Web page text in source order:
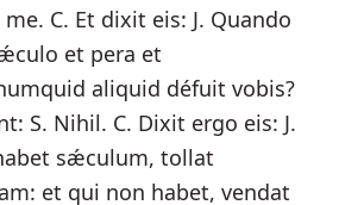
C. Et dixit eis: J. Quando
et pera et
aliquid défuit vobis?
S. Nihil. C. Dixit ergo eis: J.
sǽculum, tollat
et qui non habet, vendat